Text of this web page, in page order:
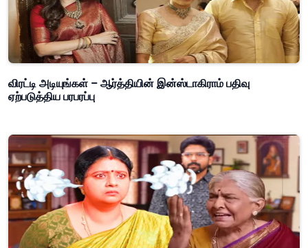
விரட்டி அடியுங்கள் – ஆர்த்தியின் இன்ஸ்டாகிராம் பதிவு
ஏற்படுத்திய பரபரப்பு